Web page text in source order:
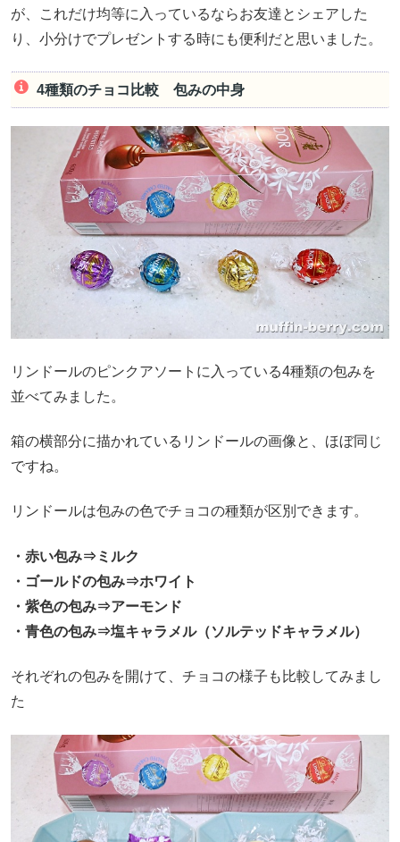
が、これだけ均等に入っているならお友達とシェアした
り、小分けでプレゼントする時にも便利だと思いました。
4種類のチョコ比較 包みの中身
リンドールのピンクアソートに入っている4種類の包みを
並べてみました。
箱の横部分に描かれているリンドールの画像と、ほぼ同じ
ですね。
リンドールは包みの色でチョコの種類が区別できます。
・赤い包み⇒ミルク
・ゴールドの包み⇒ホワイト
・紫色の包み⇒アーモンド
・青色の包み⇒塩キャラメル（ソルテッドキャラメル）
それぞれの包みを開けて、チョコの様子も比較してみまし
た